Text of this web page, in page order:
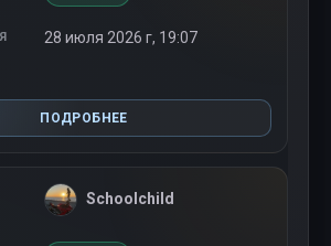
28 июля 2026 г, 19:07
ПОДРОБНЕЕ
Schoolchild